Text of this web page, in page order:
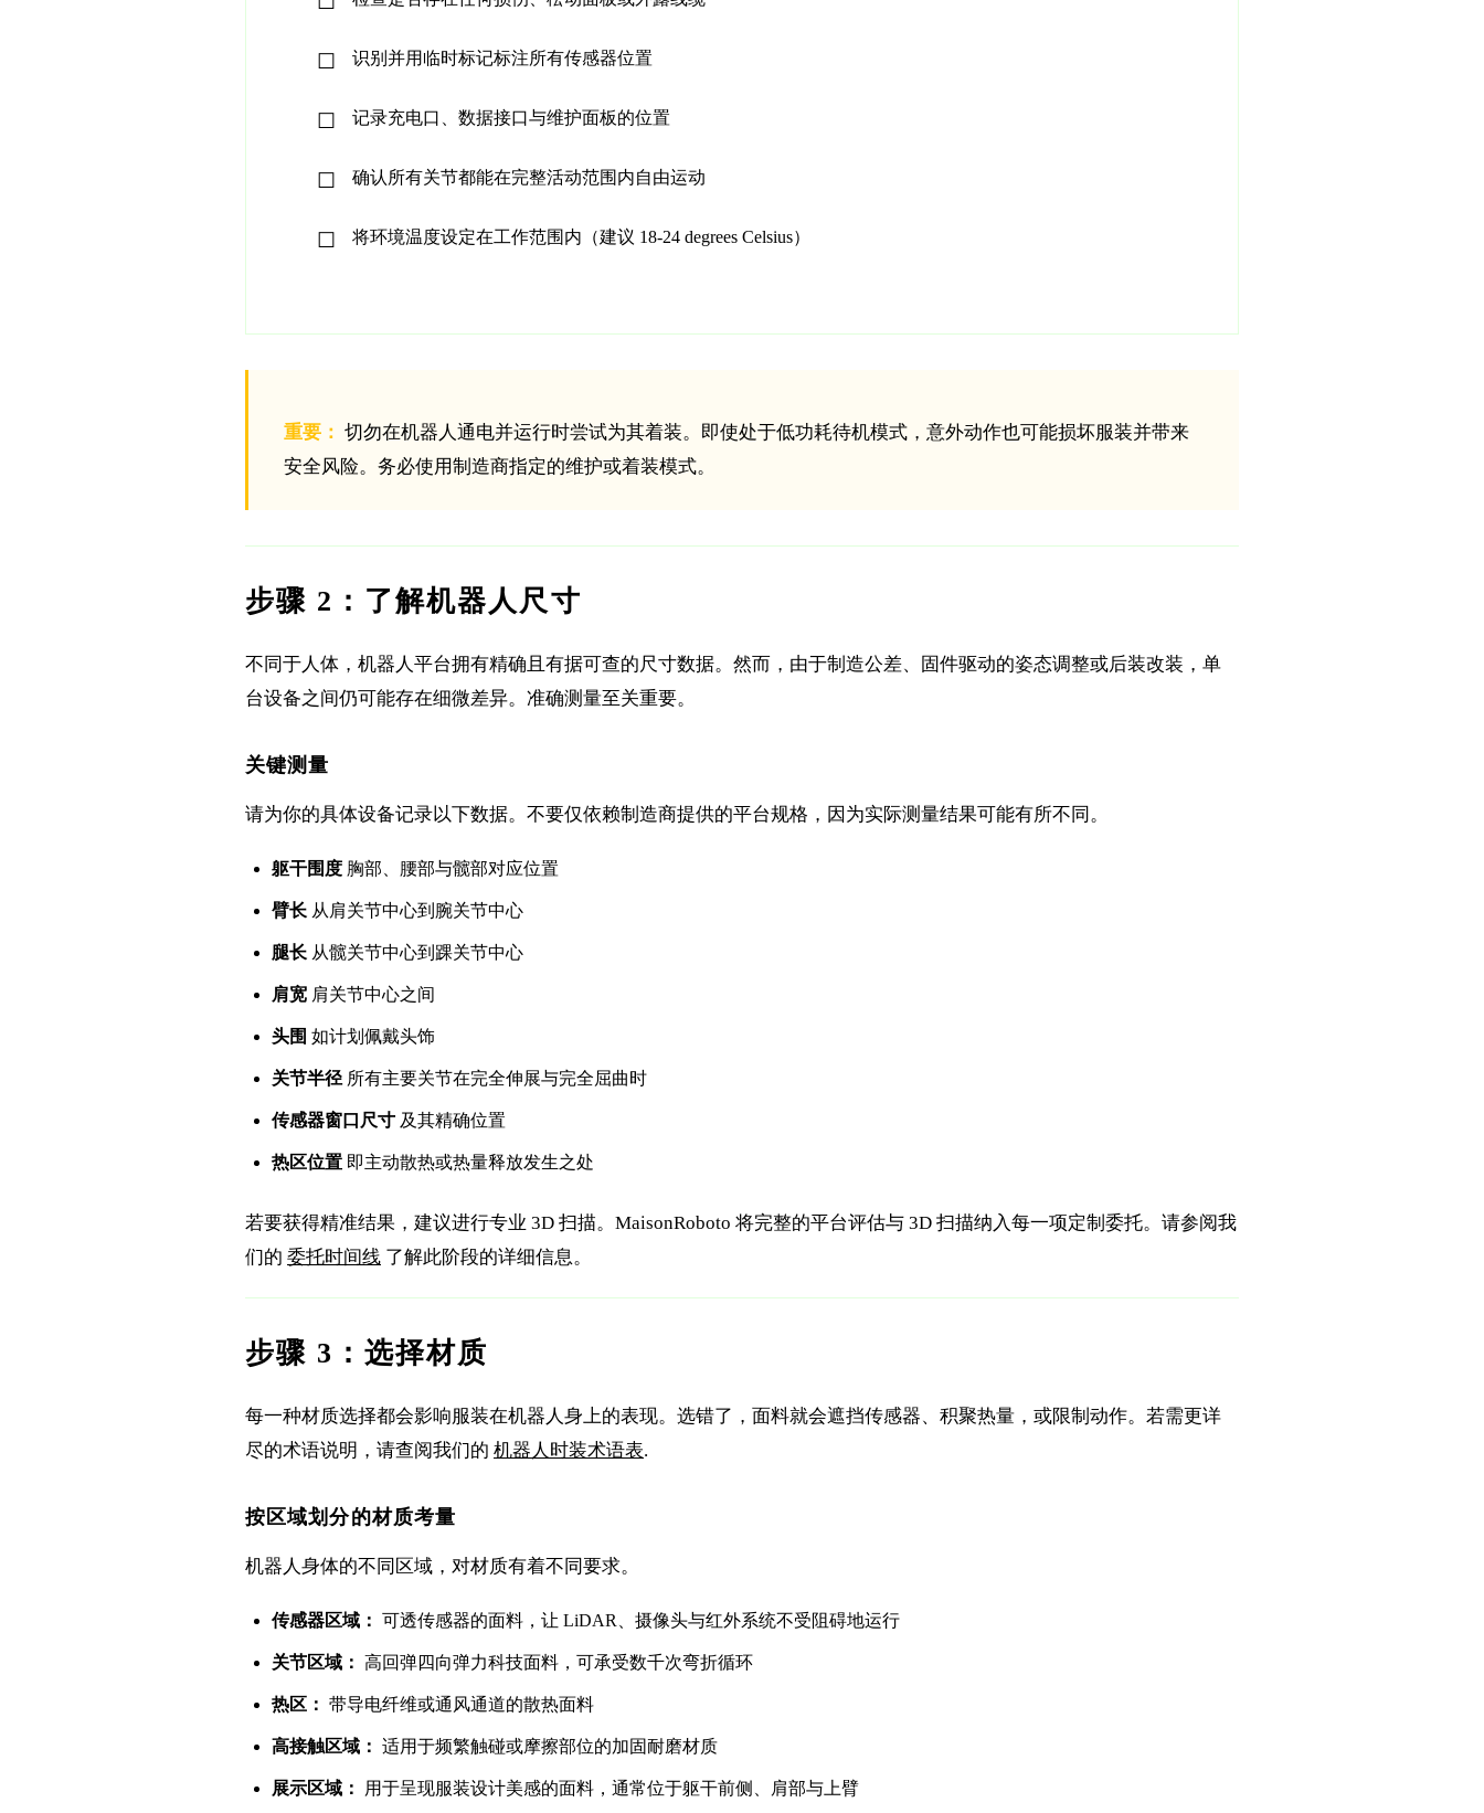
识别并用临时标记标注所有传感器位置
记录充电口、数据接口与维护面板的位置
确认所有关节都能在完整活动范围内自由运动
将环境温度设定在工作范围内（建议 18-24 degrees Celsius）
重要： 切勿在机器人通电并运行时尝试为其着装。即使处于低功耗待机模式，意外动作也可能损坏服装并带来
安全风险。务必使用制造商指定的维护或着装模式。
步骤 2：了解机器人尺寸
不同于人体，机器人平台拥有精确且有据可查的尺寸数据。然而，由于制造公差、固件驱动的姿态调整或后装改装，单
台设备之间仍可能存在细微差异。准确测量至关重要。
关键测量
请为你的具体设备记录以下数据。不要仅依赖制造商提供的平台规格，因为实际测量结果可能有所不同。
躯干围度 胸部、腰部与髋部对应位置
臂长 从肩关节中心到腕关节中心
腿长 从髋关节中心到踝关节中心
肩宽 肩关节中心之间
头围 如计划佩戴头饰
关节半径 所有主要关节在完全伸展与完全屈曲时
传感器窗口尺寸 及其精确位置
热区位置 即主动散热或热量释放发生之处
若要获得精准结果，建议进行专业 3D 扫描。MaisonRoboto 将完整的平台评估与 3D 扫描纳入每一项定制委托。请参阅我
们的 委托时间线 了解此阶段的详细信息。
步骤 3：选择材质
每一种材质选择都会影响服装在机器人身上的表现。选错了，面料就会遮挡传感器、积聚热量，或限制动作。若需更详
尽的术语说明，请查阅我们的 机器人时装术语表.
按区域划分的材质考量
机器人身体的不同区域，对材质有着不同要求。
传感器区域： 可透传感器的面料，让 LiDAR、摄像头与红外系统不受阻碍地运行
关节区域： 高回弹四向弹力科技面料，可承受数千次弯折循环
热区： 带导电纤维或通风通道的散热面料
高接触区域： 适用于频繁触碰或摩擦部位的加固耐磨材质
展示区域： 用于呈现服装设计美感的面料，通常位于躯干前侧、肩部与上臂